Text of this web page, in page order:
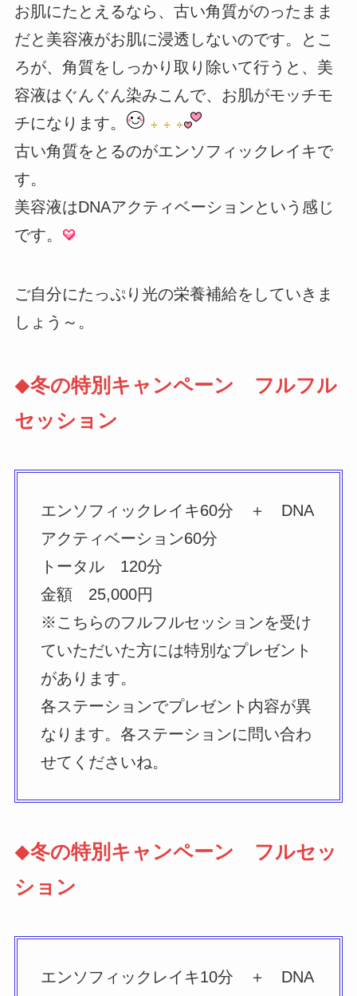
お肌にたとえるなら、古い角質がのったまま
だと美容液がお肌に浸透しないのです。とこ
ろが、角質をしっかり取り除いて行うと、美
容液はぐんぐん染みこんで、お肌がモッチモ
チになります。
古い角質をとるのがエンソフィックレイキで
す。
美容液はDNAアクティベーションという感じ
です。
ご自分にたっぷり光の栄養補給をしていきま
しょう～。
◆冬の特別キャンペーン フルフル
セッション
エンソフィックレイキ60分 ＋ DNA
アクティベーション60分
トータル 120分
金額 25,000円
※こちらのフルフルセッションを受け
ていただいた方には特別なプレゼント
があります。
各ステーションでプレゼント内容が異
なります。各ステーションに問い合わ
せてくださいね。
◆冬の特別キャンペーン フルセッ
ション
エンソフィックレイキ10分 ＋ DNA